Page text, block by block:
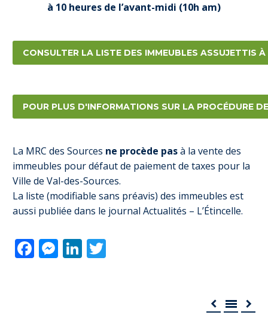
à 10 heures de l’avant-midi (10h am)
CONSULTER LA LISTE DES IMMEUBLES ASSUJETTIS
POUR PLUS D'INFORMATIONS SUR LA PROCÉDURE
La MRC des Sources ne procède pasà la vente des
immeubles pour défaut de paiement de taxes pour la
Ville de Val-des-Sources.
La liste (modifiable sans préavis) des immeubles est
aussi publiée dans le journal Actualités – L’Étincelle.
Facebook
Messenger
LinkedIn
  